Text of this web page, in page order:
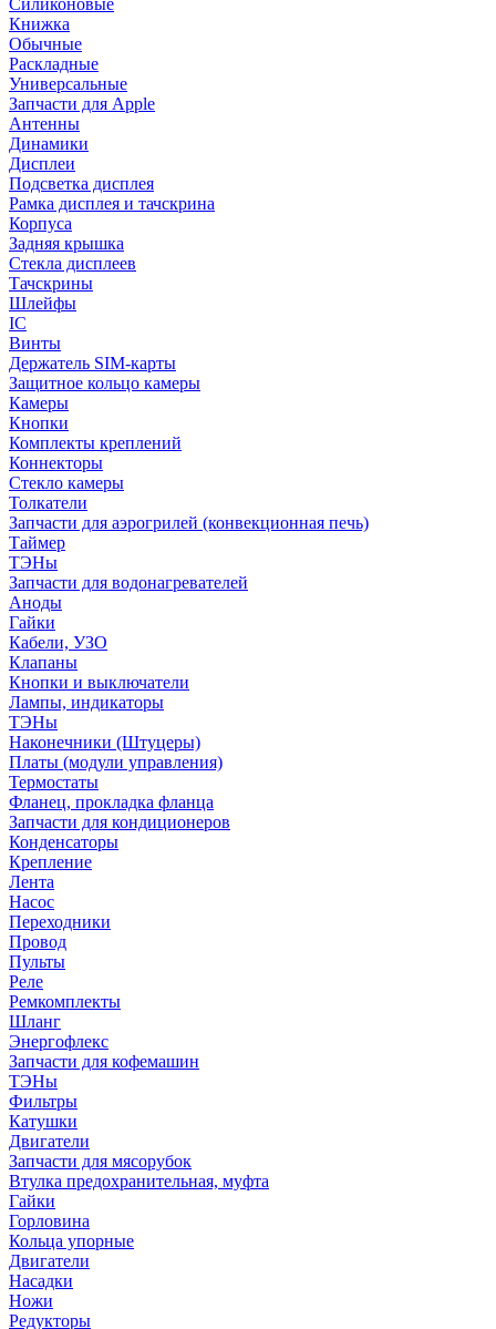
Силиконовые
Книжка
Обычные
Раскладные
Универсальные
Запчасти для Apple
Антенны
Динамики
Дисплеи
Подсветка дисплея
Рамка дисплея и тачскрина
Корпуса
Задняя крышка
Стекла дисплеев
Тачскрины
Шлейфы
IC
Винты
Держатель SIM-карты
Защитное кольцо камеры
Камеры
Кнопки
Комплекты креплений
Коннекторы
Стекло камеры
Толкатели
Запчасти для аэрогрилей (конвекционная печь)
Таймер
ТЭНы
Запчасти для водонагревателей
Аноды
Гайки
Кабели, УЗО
Клапаны
Кнопки и выключатели
Лампы, индикаторы
ТЭНы
Наконечники (Штуцеры)
Платы (модули управления)
Термостаты
Фланец, прокладка фланца
Запчасти для кондиционеров
Конденсаторы
Крепление
Лента
Насос
Переходники
Провод
Пульты
Реле
Ремкомплекты
Шланг
Энергофлекс
Запчасти для кофемашин
ТЭНы
Фильтры
Катушки
Двигатели
Запчасти для мясорубок
Втулка предохранительная, муфта
Гайки
Горловина
Кольца упорные
Двигатели
Насадки
Ножи
Редукторы